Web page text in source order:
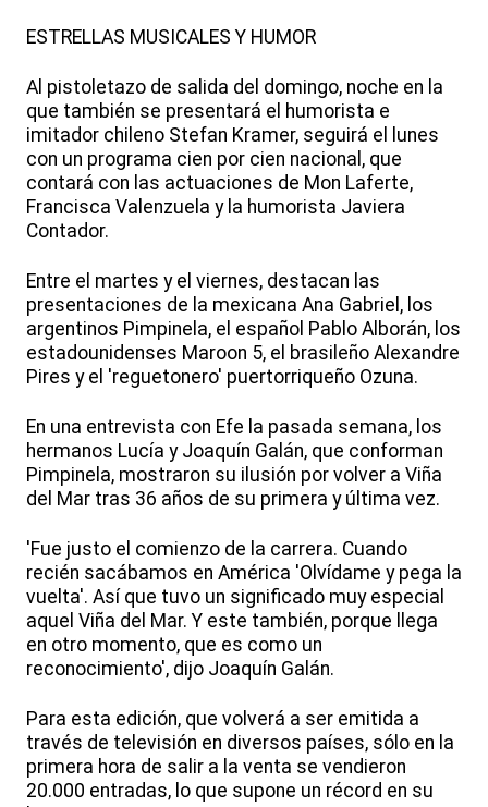
ESTRELLAS MUSICALES Y HUMOR
Al pistoletazo de salida del domingo, noche en la
que también se presentará el humorista e
imitador chileno Stefan Kramer, seguirá el lunes
con un programa cien por cien nacional, que
contará con las actuaciones de Mon Laferte,
Francisca Valenzuela y la humorista Javiera
Contador.
Entre el martes y el viernes, destacan las
presentaciones de la mexicana Ana Gabriel, los
argentinos Pimpinela, el español Pablo Alborán, los
estadounidenses Maroon 5, el brasileño Alexandre
Pires y el 'reguetonero' puertorriqueño Ozuna.
En una entrevista con Efe la pasada semana, los
hermanos Lucía y Joaquín Galán, que conforman
Pimpinela, mostraron su ilusión por volver a Viña
del Mar tras 36 años de su primera y última vez.
'Fue justo el comienzo de la carrera. Cuando
recién sacábamos en América 'Olvídame y pega la
vuelta'. Así que tuvo un significado muy especial
aquel Viña del Mar. Y este también, porque llega
en otro momento, que es como un
reconocimiento', dijo Joaquín Galán.
Para esta edición, que volverá a ser emitida a
través de televisión en diversos países, sólo en la
primera hora de salir a la venta se vendieron
20.000 entradas, lo que supone un récord en su